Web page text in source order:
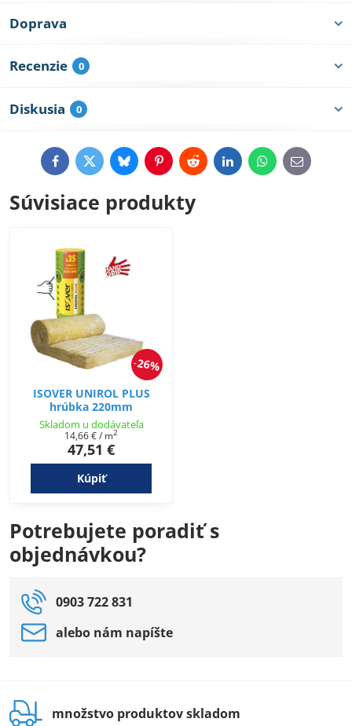
Doprava
Recenzie 0
Diskusia 0
FacebookTwitterBlueskyPinterestRedditLinkedInWhatsApp
E-
mail
Súvisiace produkty
26%
ISOVER UNIROL PLUS
hrúbka 220mm
Skladom u dodávateľa
47,51 €
14,66 €/ m2
Kúpiť
Potrebujete poradiť s
objednávkou?
0903 722 831
alebo nám napíšte
množstvo produktov skladom